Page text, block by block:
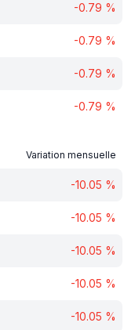
-0.79 %
-0.79 %
-0.79 %
-0.79 %
Variation mensuelle
-10.05 %
-10.05 %
-10.05 %
-10.05 %
-10.05 %